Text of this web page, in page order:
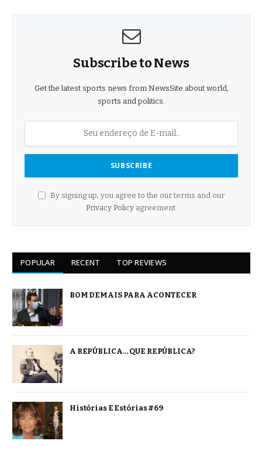
Subscribe to News
Get the latest sports news from NewsSite about world,
sports and politics.
By signing up, you agree to the our terms and our
Privacy Policyagreement.
POPULAR RECENT TOP REVIEWS
BOM DEMAIS PARA ACONTECER
A REPÚBLICA… QUE REPÚBLICA?
Histórias E Estórias #69